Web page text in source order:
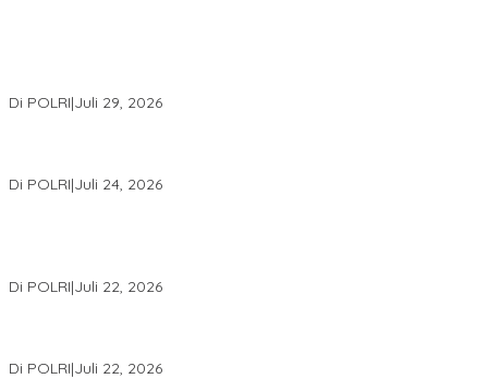
Di POLRI|Juli 29, 2026
Di POLRI|Juli 24, 2026
Di POLRI|Juli 22, 2026
Di POLRI|Juli 22, 2026